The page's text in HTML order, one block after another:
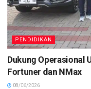
PENDIDIKAN
Dukung Operasional
Fortuner dan NMax
08/06/2026